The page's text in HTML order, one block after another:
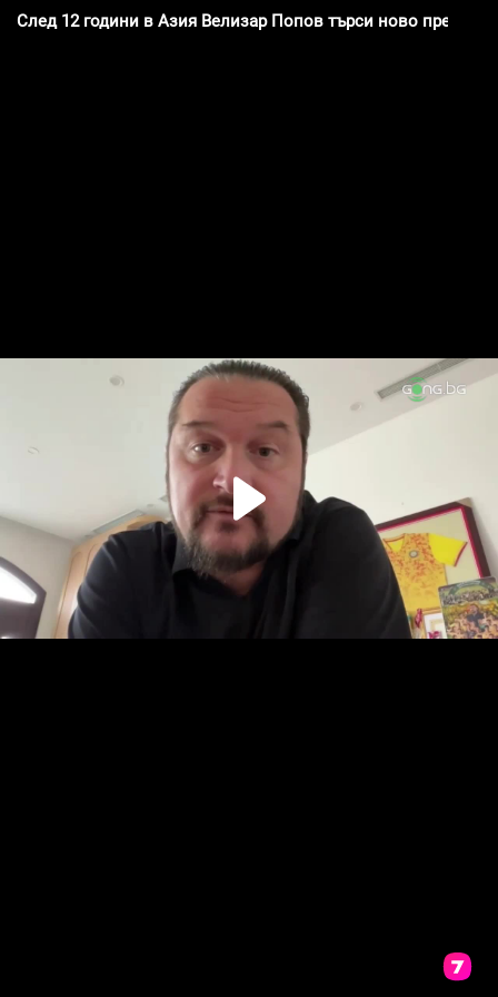
След 12 години в Азия Велизар Попов търси ново